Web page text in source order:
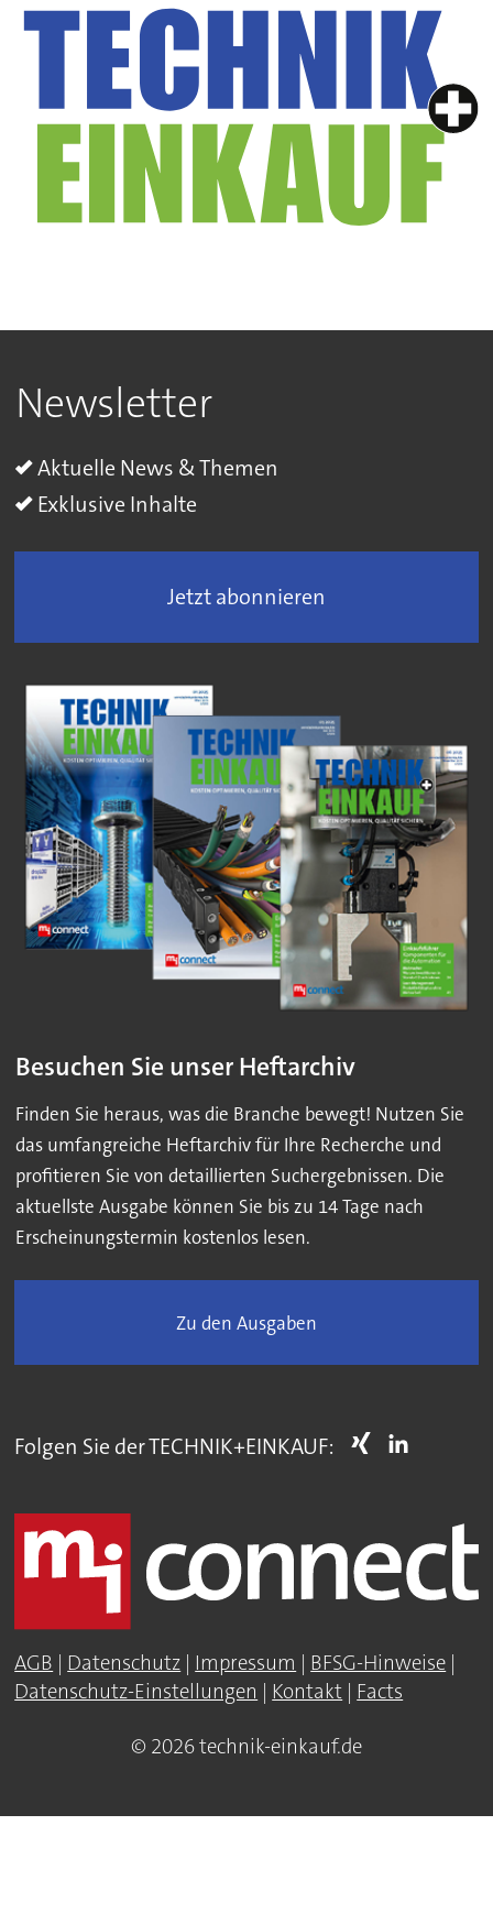
Newsletter
Aktuelle News & Themen
Exklusive Inhalte
Jetzt abonnieren
Besuchen Sie unser Heftarchiv
Finden Sie heraus, was die Branche bewegt! Nutzen Sie
das umfangreiche Heftarchiv für Ihre Recherche und
profitieren Sie von detaillierten Suchergebnissen. Die
aktuellste Ausgabe können Sie bis zu 14 Tage nach
Erscheinungstermin kostenlos lesen.
Zu den Ausgaben
Folgen Sie der TECHNIK+EINKAUF:
AGB | Datenschutz | Impressum | BFSG-Hinweise |
Datenschutz-Einstellungen | Kontakt | Facts
© 2026 technik-einkauf.de